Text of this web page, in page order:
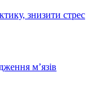
знизити стрес
м’язів